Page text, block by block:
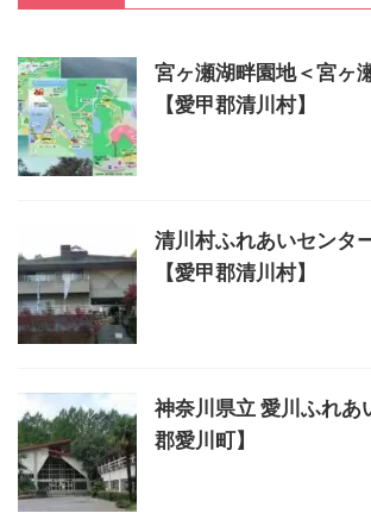
宮ヶ瀬湖畔園地＜宮ヶ
【愛甲郡清川村】
清川村ふれあいセンタ
【愛甲郡清川村】
神奈川県立 愛川ふれあ
郡愛川町】